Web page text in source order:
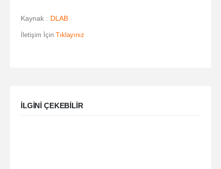
Kaynak : DLAB
İletişim İçin Tıklayınız
ILGINI ÇEKEBILIR